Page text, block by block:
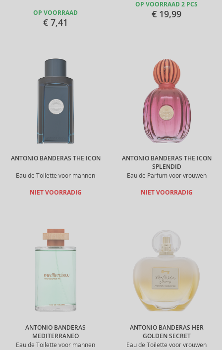
OP VOORRAAD
€ 7,41
OP VOORRAAD 2 PCS
€ 19,99
ANTONIO BANDERAS THE ICON
Eau de Toilette voor mannen
NIET VOORRADIG
ANTONIO BANDERAS THE ICON
SPLENDID
Eau de Parfum voor vrouwen
NIET VOORRADIG
ANTONIO BANDERAS
MEDITERRANEO
Eau de Toilette voor mannen
ANTONIO BANDERAS HER
GOLDEN SECRET
Eau de Toilette voor vrouwen